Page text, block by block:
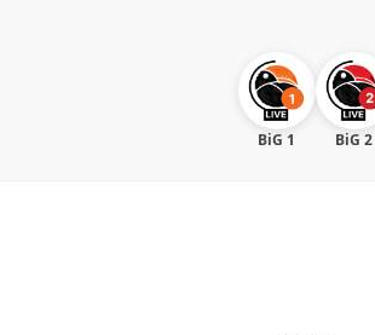
BiG 1 BiG 2